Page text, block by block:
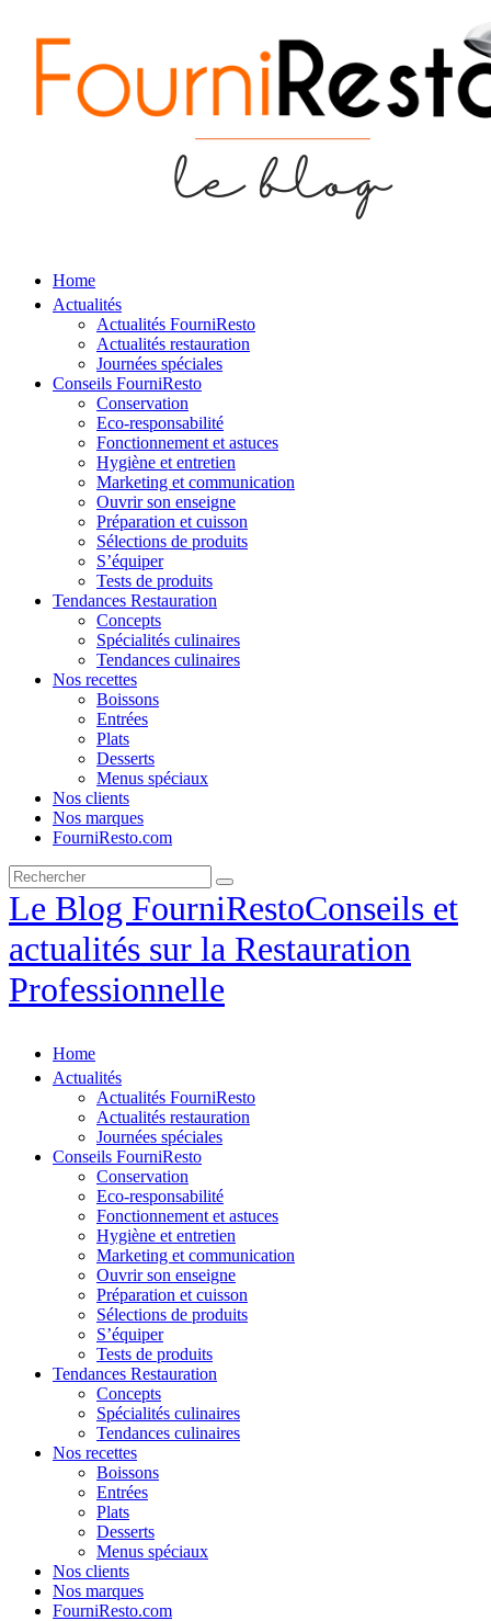
Home
Actualités
Actualités FourniResto
Actualités restauration
Journées spéciales
Conseils FourniResto
Conservation
Eco-responsabilité
Fonctionnement et astuces
Hygiène et entretien
Marketing et communication
Ouvrir son enseigne
Préparation et cuisson
Sélections de produits
S’équiper
Tests de produits
Tendances Restauration
Concepts
Spécialités culinaires
Tendances culinaires
Nos recettes
Boissons
Entrées
Plats
Desserts
Menus spéciaux
Nos clients
Nos marques
FourniResto.com
Le Blog FourniRestoConseils et
actualités sur la Restauration
Professionnelle
Home
Actualités
Actualités FourniResto
Actualités restauration
Journées spéciales
Conseils FourniResto
Conservation
Eco-responsabilité
Fonctionnement et astuces
Hygiène et entretien
Marketing et communication
Ouvrir son enseigne
Préparation et cuisson
Sélections de produits
S’équiper
Tests de produits
Tendances Restauration
Concepts
Spécialités culinaires
Tendances culinaires
Nos recettes
Boissons
Entrées
Plats
Desserts
Menus spéciaux
Nos clients
Nos marques
FourniResto.com